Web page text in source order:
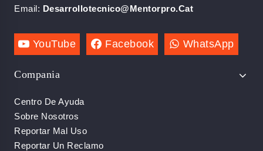
Email: Desarrollotecnico@mentorpro.cat
YouTube Facebook WhatsApp
Compania
Centro De Ayuda
Sobre Nosotros
Reportar Mal Uso
Reportar Un Reclamo